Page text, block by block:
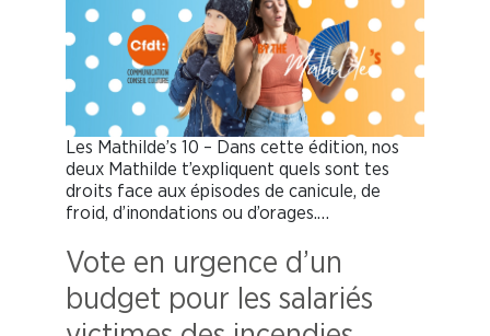
Les Mathilde’s 10 – Dans cette édition, nos
deux Mathilde t’expliquent quels sont tes
droits face aux épisodes de canicule, de
froid, d’inondations ou d’orages.…
Vote en urgence d’un
budget pour les salariés